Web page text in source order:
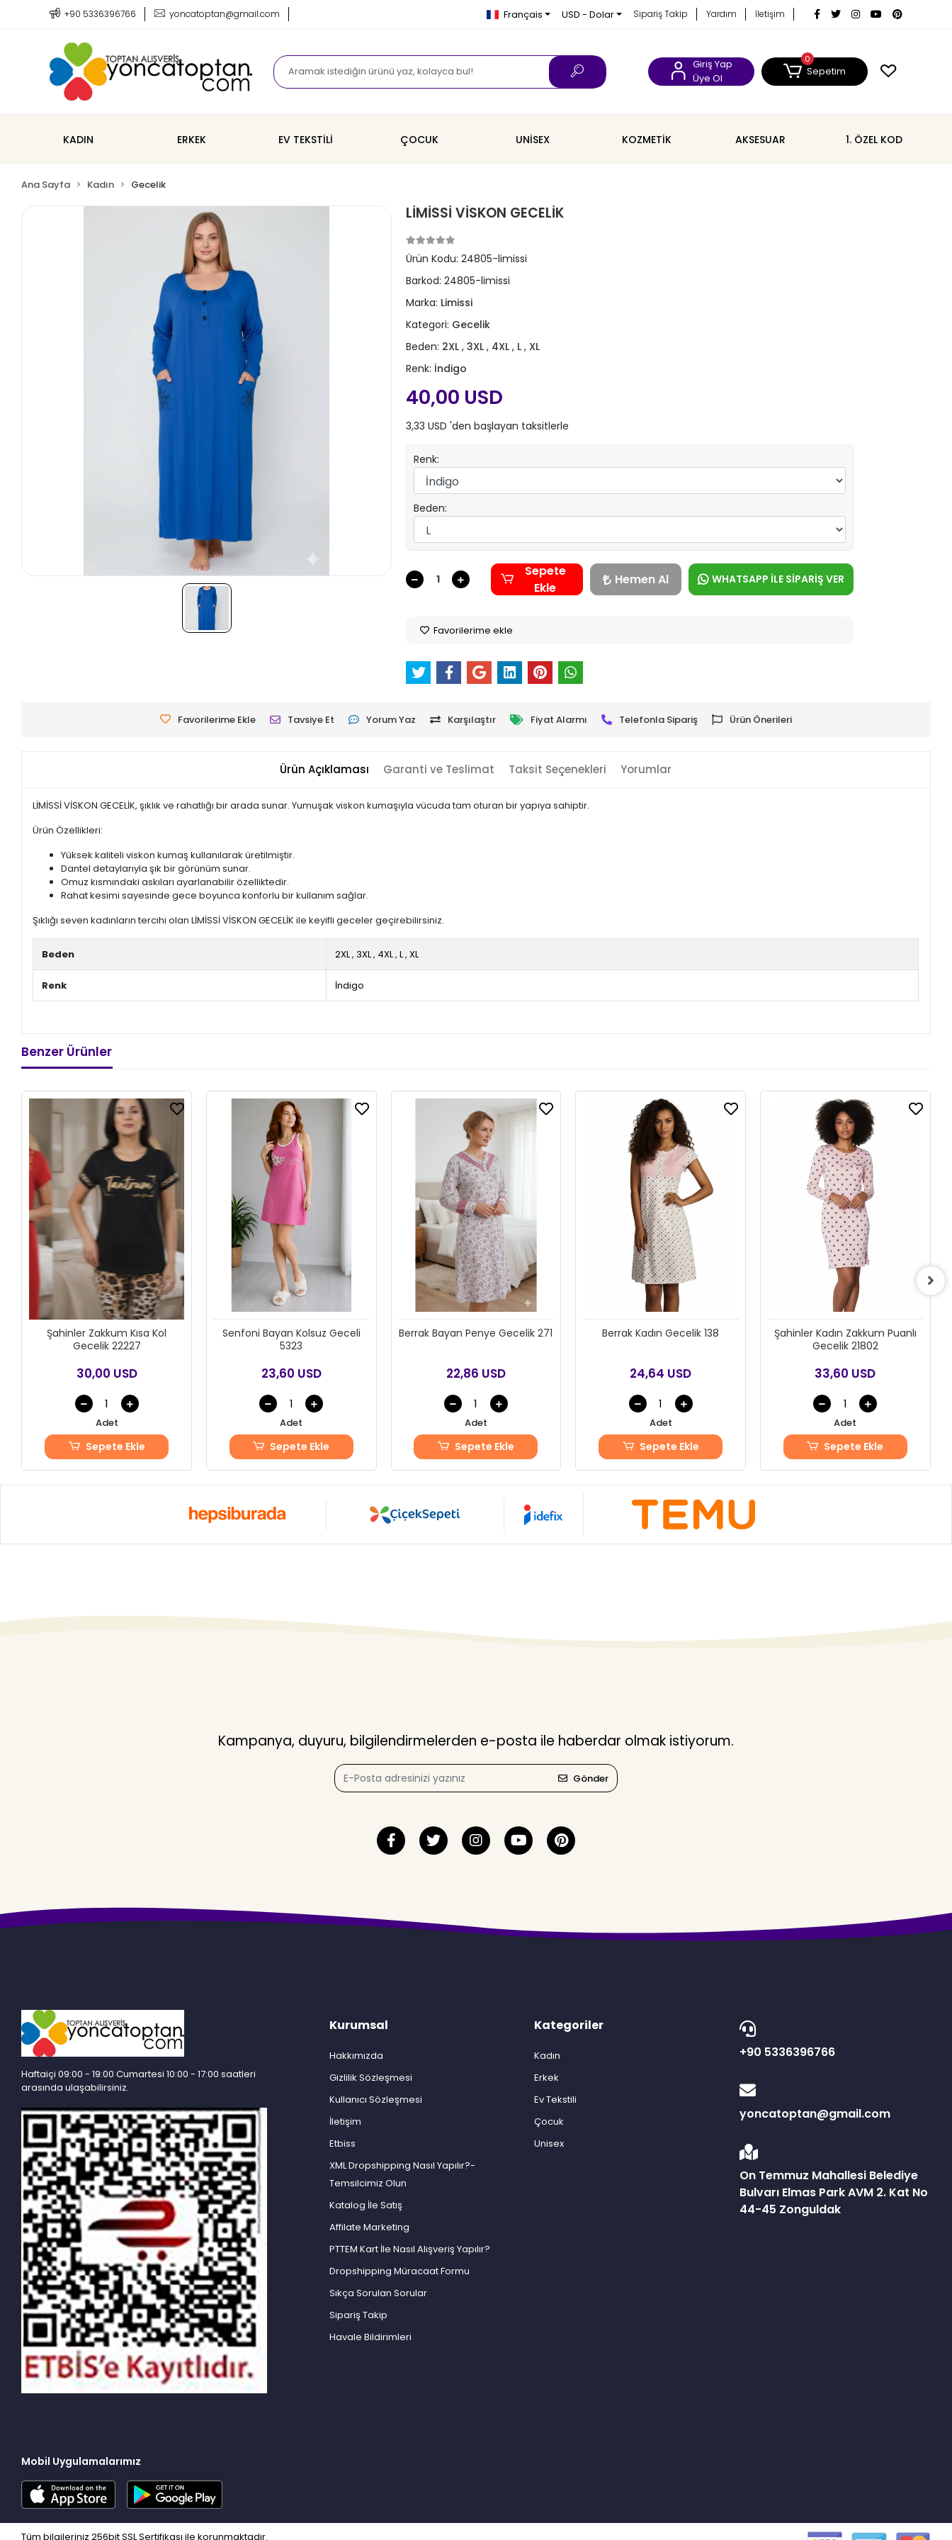
+90 5336396766 yoncatoptan@gmail.com Français USD - Dolar Sipariş Takip Yardım İletişim
Giriş Yap
Üye Ol
0
Sepetim
KADIN ERKEK EV TEKSTİLİ ÇOCUK UNİSEX KOZMETİK AKSESUAR 1. ÖZEL KOD
Ana Sayfa Kadın Gecelik
LİMİSSİ VİSKON GECELİK
Ürün Kodu:24805-limissi
Barkod:24805-limissi
Marka: Limissi
Kategori: Gecelik
Beden: 2XL ,3XL , 4XL , L , XL
Renk: İndigo
40,00 USD
3,33 USD 'den başlayan taksitlerle
Renk:
Beden:
Sepete
Ekle
Hemen Al WHATSAPP İLE SİPARİŞ VER
Favorilerime ekle
Favorilerime Ekle Tavsiye Et Yorum Yaz Karşılaştır Fiyat Alarmı Telefonla Sipariş Ürün Önerileri
Ürün Açıklaması Garanti ve Teslimat Taksit Seçenekleri Yorumlar
LİMİSSİ VİSKON GECELİK, şıklık ve rahatlığı bir arada sunar. Yumuşak viskon kumaşıyla vücuda tam oturan bir yapıya sahiptir.
Ürün Özellikleri:
Yüksek kaliteli viskon kumaş kullanılarak üretilmiştir.
Dantel detaylarıyla şık bir görünüm sunar.
Omuz kısmındaki askıları ayarlanabilir özelliktedir.
Rahat kesimi sayesinde gece boyunca konforlu bir kullanım sağlar.
Şıklığı seven kadınların tercihi olan LİMİSSİ VİSKON GECELİK ile keyifli geceler geçirebilirsiniz.
Beden 2XL,3XL, 4XL,L,XL
Renk İndigo
Benzer Ürünler
Şahinler Zakkum Kısa Kol
Gecelik 22227
30,00 USD
Adet
Sepete Ekle
Senfoni Bayan Kolsuz Geceli
5323
23,60 USD
Adet
Sepete Ekle
Berrak Bayan Penye Gecelik 271
22,86 USD
Adet
Sepete Ekle
Berrak Kadın Gecelik 138
24,64 USD
Adet
Sepete Ekle
Şahinler Kadın Zakkum Puanlı
Gecelik 21802
33,60 USD
Adet
Sepete Ekle
Kampanya, duyuru, bilgilendirmelerden e-posta ile haberdar olmak istiyorum.
Gönder
Haftaiçi 09:00 - 19:00 Cumartesi 10:00 - 17:00 saatleri
arasında ulaşabilirsiniz.
Mobil Uygulamalarımız
Kurumsal
Hakkımızda
Gizlilik Sözleşmesi
Kullanıcı Sözleşmesi
İletişim
Etbiss
XML Dropshipping Nasıl Yapılır?-
Temsilcimiz Olun
Katalog İle Satış
Affilate Marketing
PTTEM Kart İle Nasıl Alışveriş Yapılır?
Dropshipping Müracaat Formu
Sıkça Sorulan Sorular
Sipariş Takip
Havale Bildirimleri
Kategoriler
Kadın
Erkek
Ev Tekstili
Çocuk
Unisex
+90 5336396766
yoncatoptan@gmail.com
On Temmuz Mahallesi Belediye
Bulvarı Elmas Park AVM 2. Kat No
44-45 Zonguldak
Tüm bilgileriniz 256bit SSL Sertifikası ile korunmaktadır.